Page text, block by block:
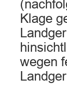
Klage
wegen